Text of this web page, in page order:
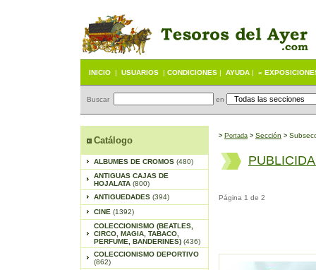
INICIO | USUARIOS | CONDICIONES | AYUDA | «
Buscar en
Catálogo
ALBUMES DE CROMOS (480)
ANTIGUAS CAJAS DE
HOJALATA (800)
ANTIGUEDADES (394)
CINE (1392)
COLECCIONISMO (BEATLES,
CIRCO, MAGIA, TABACO,
PERFUME, BANDERINES) (436)
COLECCIONISMO DEPORTIVO
(862)
> Portada > Sección >
Página 1 de 2